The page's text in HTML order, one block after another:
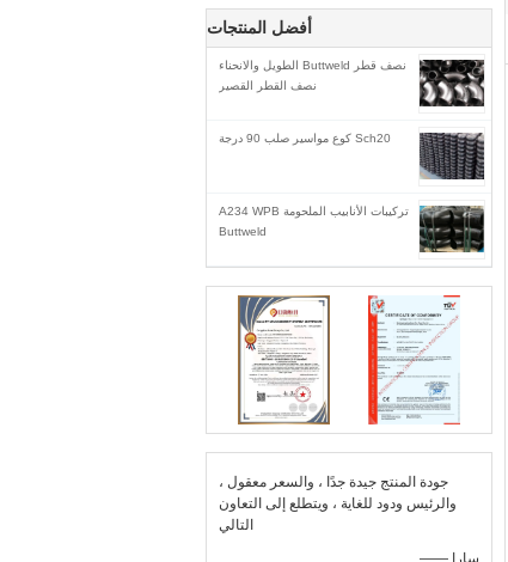
أفضل المنتجات
نصف قطر Buttweld الطويل والانحناء
نصف القطر القصير
Sch20 كوع مواسير صلب 90 درجة
تركيبات الأنابيب الملحومة A234 WPB
Buttweld
جودة المنتج جيدة جدًا ، والسعر معقول ،
والرئيس ودود للغاية ، ويتطلع إلى التعاون
التالي
—— سارا